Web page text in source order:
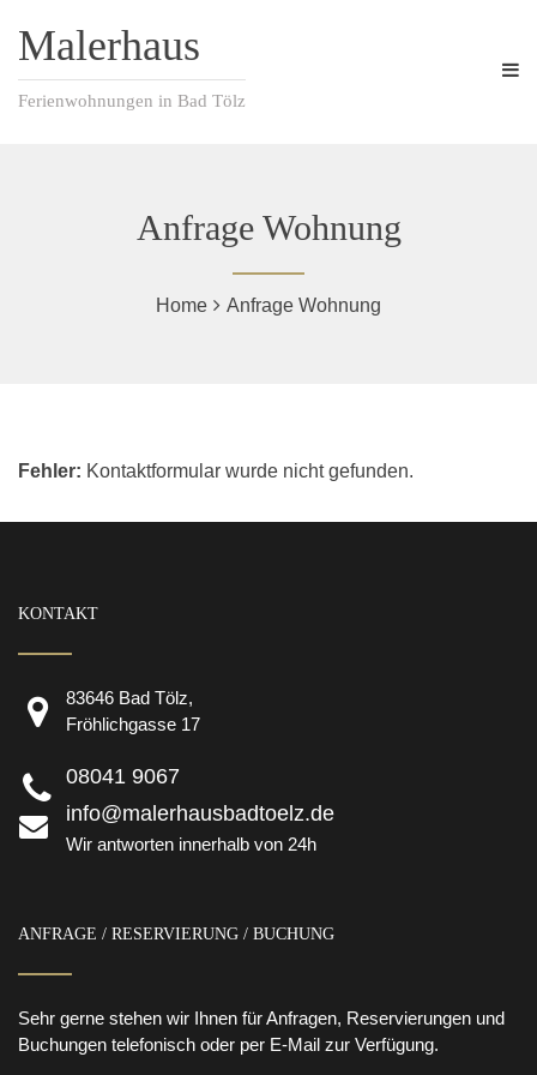
Malerhaus
Ferienwohnungen in Bad Tölz
Anfrage Wohnung
Home Anfrage Wohnung
Fehler: Kontaktformular wurde nicht gefunden.
KONTAKT
83646 Bad Tölz,
Fröhlichgasse 17
08041 9067
info@malerhausbadtoelz.de
Wir antworten innerhalb von 24h
ANFRAGE / RESERVIERUNG / BUCHUNG
Sehr gerne stehen wir Ihnen für Anfragen, Reservierungen und
Buchungen telefonisch oder per E-Mail zur Verfügung.